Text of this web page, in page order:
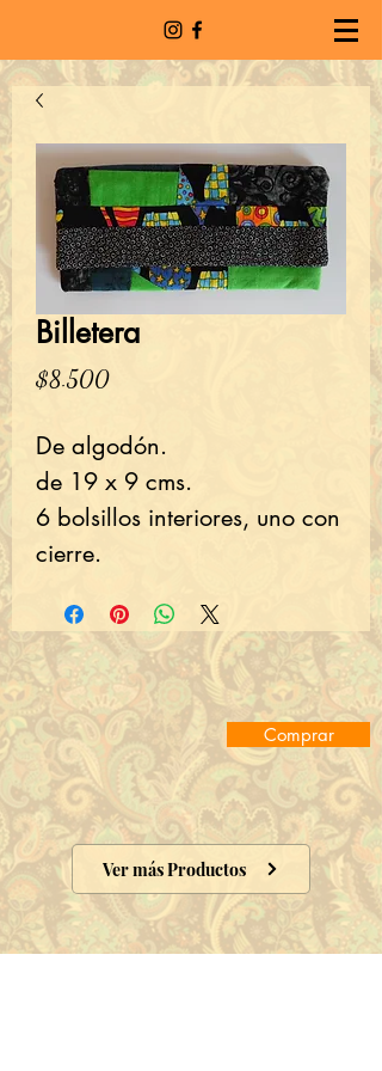
Billetera
$8.500Precio
De algodón.
de 19 x 9 cms.
6 bolsillos interiores, uno con
cierre.
Comprar
Ver más Productos